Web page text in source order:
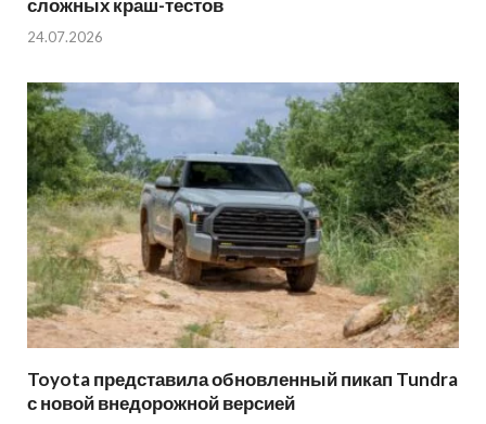
сложных краш-тестов
24.07.2026
Toyota представила обновленный пикап Tundra
с новой внедорожной версией